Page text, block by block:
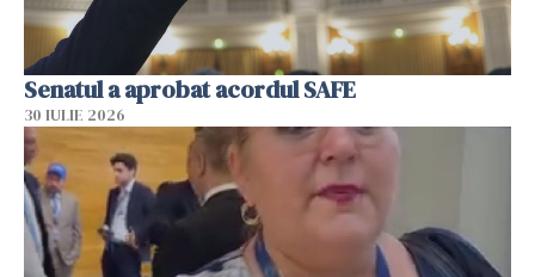
Senatul a aprobat acordul SAFE
30 IULIE 2026